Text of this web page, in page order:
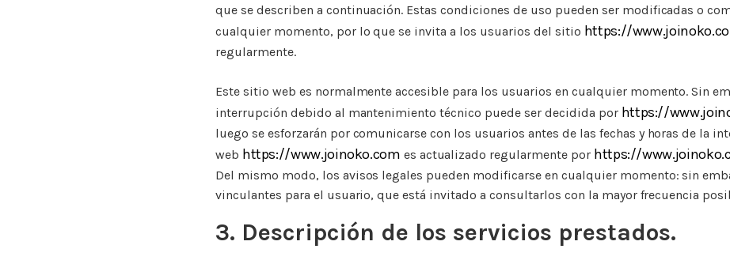
que se describen a continuación. Estas condiciones de uso pueden ser modificadas o
cualquier momento, por lo que se invita a los usuarios del sitio https://
regularmente.
Este sitio web es normalmente accesible para los usuarios en cualquier momento. Sin
interrupción debido al mantenimiento técnico puede ser decidida por https://
luego se esforzarán por comunicarse con los usuarios antes de las fechas y horas de la
web https://www.joinoko.com es actualizado regularmente por https://
Del mismo modo, los avisos legales pueden modificarse en cualquier momento: sin
vinculantes para el usuario, que está invitado a consultarlos con la mayor frecuencia
3. Descripción de los servicios prestados.